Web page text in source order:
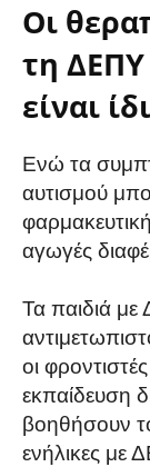
Οι
τη ΔΕΠΥ
είναι
Ενώ τα
αυτισμού
αγωγές
Τα παιδιά
οι
εκπαίδευση
βοηθήσουν
ενήλικες με